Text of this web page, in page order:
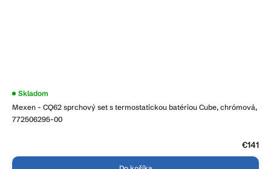
Mexen - CQ62 sprchový set s termostatickou batériou Cube, chrómová,
772506295-00
Priemerné
produktu
je
Skladom
€141